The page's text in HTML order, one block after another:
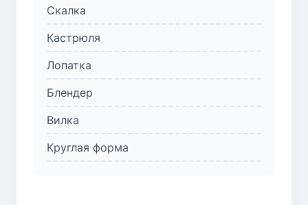
Скалка
Кастрюля
Лопатка
Блендер
Вилка
Круглая форма